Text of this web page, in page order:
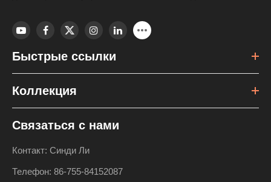
Быстрые ссылки
Коллекция
Связаться с нами
Контакт: Синди Ли
Телефон: 86-755-84152087